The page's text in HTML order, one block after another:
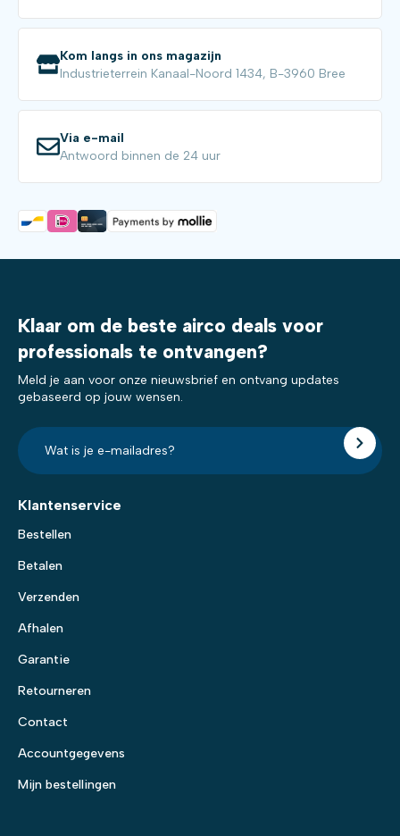
Kom langs in ons magazijn
Industrieterrein Kanaal-Noord 1434, B-3960 Bree
Via e-mail
Antwoord binnen de 24 uur
Klaar om de beste airco deals voor
professionals te ontvangen?
Meld je aan voor onze nieuwsbrief en ontvang updates
gebaseerd op jouw wensen.
E-
mailadres?
*
Klantenservice
Bestellen
Betalen
Verzenden
Afhalen
Garantie
Retourneren
Contact
Accountgegevens
Mijn bestellingen